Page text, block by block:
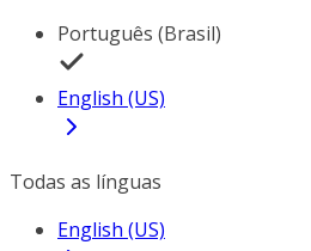
Português (Brasil)
English (US)
Todas as línguas
English (US)